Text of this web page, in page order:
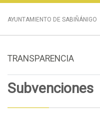
AYUNTAMIENTO DE SABIÑÁNIGO
TRANSPARENCIA
Subvenciones